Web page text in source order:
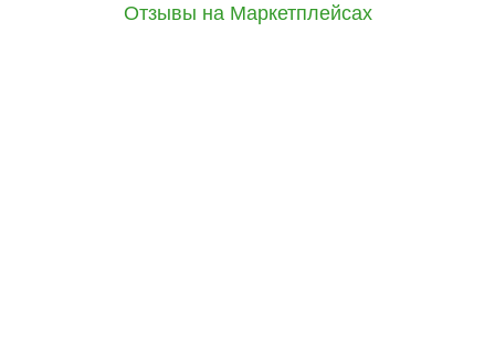
Отзывы на Маркетплейсах